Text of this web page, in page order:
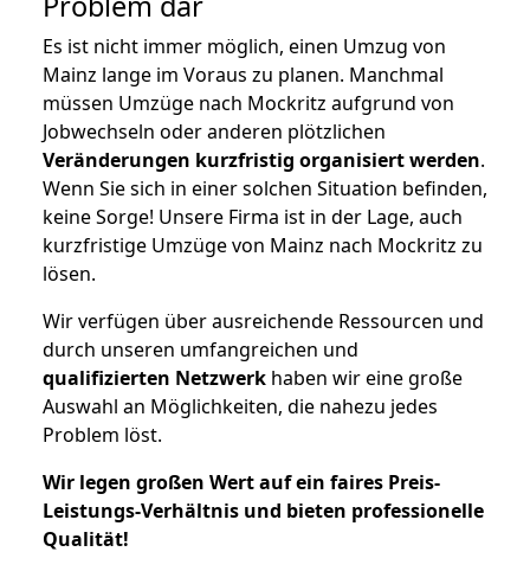
Es ist nicht immer möglich, einen Umzug von
Mainz lange im Voraus zu planen. Manchmal
müssen Umzüge nach Mockritz aufgrund von
Jobwechseln oder anderen plötzlichen
Veränderungen kurzfristig organisiert werden.
Wenn Sie sich in einer solchen Situation befinden,
keine Sorge! Unsere Firma ist in der Lage, auch
kurzfristige Umzüge von Mainz nach Mockritz zu
lösen.
Wir verfügen über ausreichende Ressourcen und
durch unseren umfangreichen und
qualifizierten Netzwerk haben wir eine große
Auswahl an Möglichkeiten, die nahezu jedes
Problem löst.
Wir legen großen Wert auf ein faires Preis-
Leistungs-Verhältnis und bieten professionelle
Qualität!